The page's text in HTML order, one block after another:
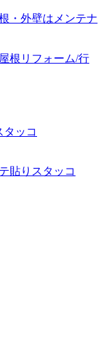
・外壁はメンテナ
根リフォーム/行
貼りスタッコ